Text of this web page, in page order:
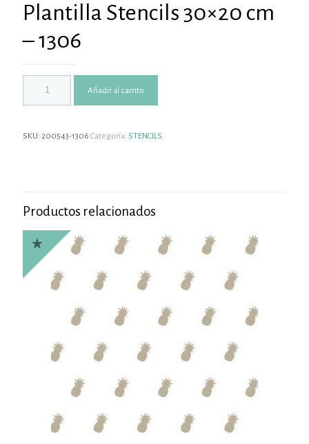
Plantilla Stencils 30×20 cm
– 1306
Añadir al carrito
SKU: 200543-1306 Categoría: STENCILS
Productos relacionados